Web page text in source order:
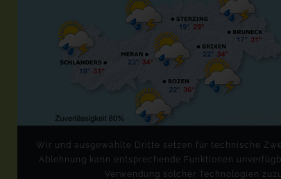
©Landeswetterdienst
Wir und ausgewählte Dritte setzen für technische
Ablehnung kann entsprechende Funktionen
Verwendung solcher Technologien